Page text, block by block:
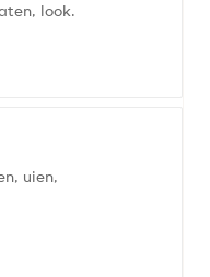
look.
uien,